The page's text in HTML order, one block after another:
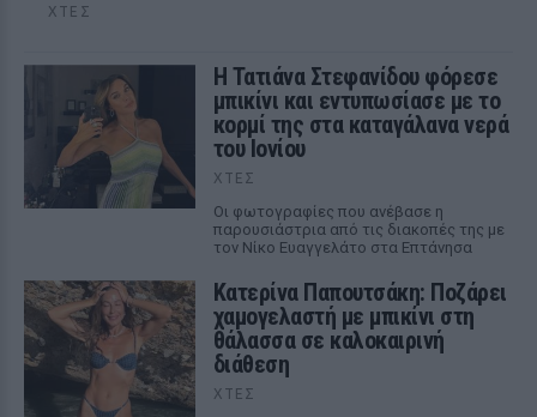
ΧΤΕΣ
Η Τατιάνα Στεφανίδου φόρεσε
μπικίνι και εντυπωσίασε με το
κορμί της στα καταγάλανα νερά
του Ιονίου
ΧΤΕΣ
Οι φωτογραφίες που ανέβασε η
παρουσιάστρια από τις διακοπές της με
τον Νίκο Ευαγγελάτο στα Επτάνησα
Κατερίνα Παπουτσάκη: Ποζάρει
χαμογελαστή με μπικίνι στη
θάλασσα σε καλοκαιρινή
διάθεση
ΧΤΕΣ